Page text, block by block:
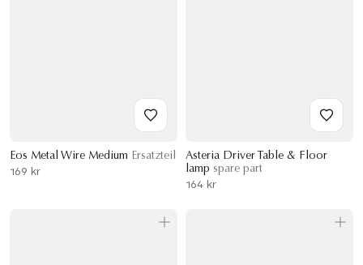
Eos Metal Wire Medium Ersatzteil
169 kr
Asteria Driver Table & Floor
lamp spare part
164 kr